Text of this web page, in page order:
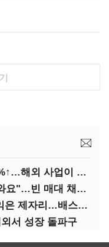
롯데웰푸드, 2분기 영업익 89%↑…해외 사업이 실적 견인
(현장+)"12일엔 물건 다 들어와요"…빈 매대 채우며 문 연 홈플러스
(SPC 민낯)②매출 늘어도 수익은 제자리…배스킨라빈스 점주 '속앓이'
서 성장 돌파구